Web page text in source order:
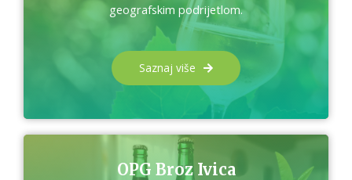
geografskim podrijetlom.
Saznaj više
OPG Broz Ivica